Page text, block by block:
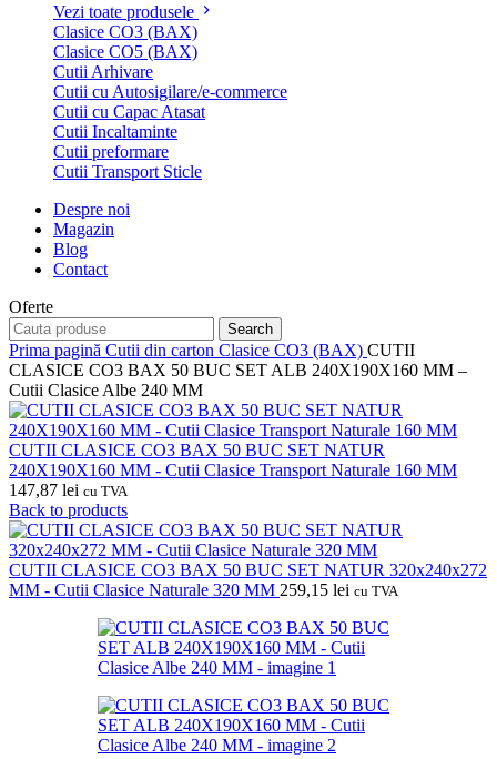
Vezi toate produsele
Clasice CO3 (BAX)
Clasice CO5 (BAX)
Cutii Arhivare
Cutii cu Autosigilare/e-commerce
Cutii cu Capac Atasat
Cutii Incaltaminte
Cutii preformare
Cutii Transport Sticle
Despre noi
Magazin
Blog
Contact
Oferte
Search
Prima pagină Cutii din carton Clasice CO3 (BAX) CUTII
CLASICE CO3 BAX 50 BUC SET ALB 240X190X160 MM –
Cutii Clasice Albe 240 MM
CUTII CLASICE CO3 BAX 50 BUC SET NATUR
240X190X160 MM - Cutii Clasice Transport Naturale 160 MM
147,87 lei cu TVA
Back to products
CUTII CLASICE CO3 BAX 50 BUC SET NATUR 320x240x272
MM - Cutii Clasice Naturale 320 MM 259,15 lei cu TVA